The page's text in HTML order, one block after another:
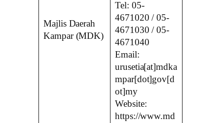
Majlis Daerah
Kampar (MDK)
Tel: 05-
4671020 / 05-
4671030 / 05-
4671040
Email:
urusetia[at]mdka
mpar[dot]gov[d
ot]my
Website:
https://www.md